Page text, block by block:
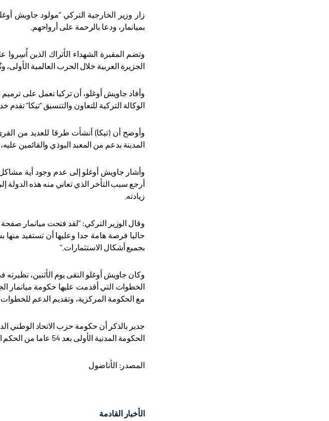
زار وزير الخارجية التركي “مولود جاويش
بميانمار، ودعا بالرحمة على أرواحهم
وتضم المقبرة الشهداء الأتراك الذين
الجزيرة العربية خلال الحرب العالمية
وأفاد جاويش أوغلو، أن تركيا تعمل على
الوكالة التركية للتعاون والتنسيق “تيكا”
وأوضح أن (تيكا) أنشأت طرقا للعديد من القرى
المدينة بدعم من المعبد البوذي والقائمين
وأشار جاويش أوغلو إلى عدم وجود أية مشاكل
أرجع سبب التأخر الذي تعاني منه هذه الدولة
زيادته
وقال الوزير التركي: "لقد فتحت ميانمار
حاليا فرصة هامة جدا وعليها أن تستفيد منها
بجميع أشكال الاستثمارات."
وكان جاويش أوغلو التقى يوم الأثنين،
الخطوات التي أقدمت عليها حكومة ميانمار
مع الحكومة المركزية، وتقديم الدعم
جدير بالذكر أن حكومة حزب الاتحاد الوطني
الحكومة المدنية الأولى بعد 54 عاما من الحكم العسكري.
المصدر: الأناضول
الأخبار القادمة